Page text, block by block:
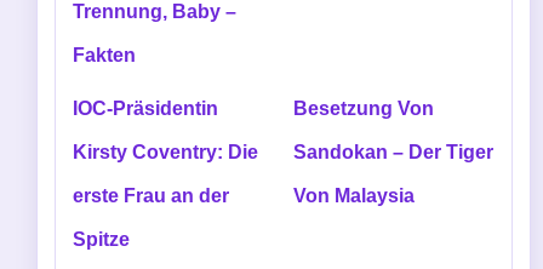
Trennung, Baby –
Fakten
IOC-Präsidentin
Kirsty Coventry: Die
erste Frau an der
Spitze
Besetzung Von
Sandokan – Der Tiger
Von Malaysia